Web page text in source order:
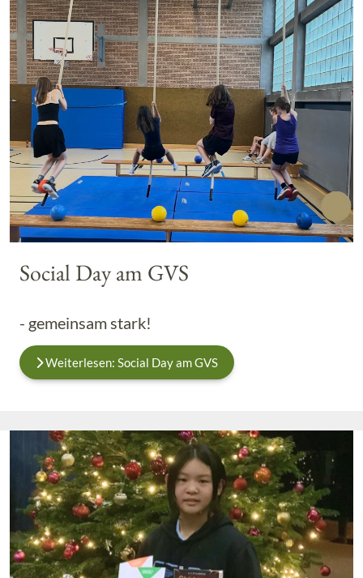
Social Day am GVS
- gemeinsam stark!
Weiterlesen: Social Day am GVS